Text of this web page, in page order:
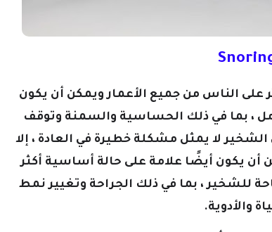
الناس من جميع الأعمار ويمكن أن يكون
، بما في ذلك الحساسية والسمنة وتوقف
الشخير لا يمثل مشكلة خطيرة في العادة ، إلا
أن يكون أيضًا علامة على حالة أساسية أكثر
للشخير ، بما في ذلك الجراحة وتغيير نمط
والأدوية.